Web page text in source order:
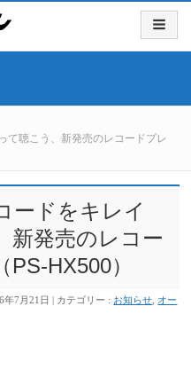
て聴こう、新発売のレコードプレ
ードをキレイ
新発売のレコー
HX500）
年7月21日 カテゴリー : お知らせ オー